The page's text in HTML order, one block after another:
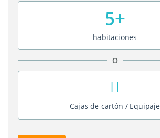
5+
habitaciones
O
Cajas de cartón / Equipaje